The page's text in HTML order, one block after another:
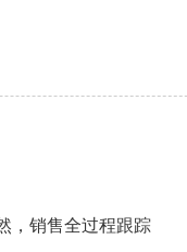
，销售全过程跟踪